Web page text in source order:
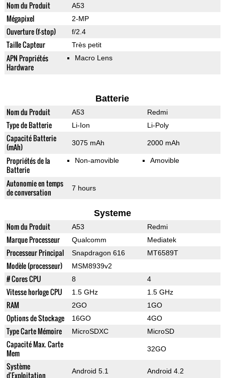
Nom du Produit A53
Mégapixel 2-MP
Ouverture (f-stop) f/2.4
Taille Capteur Très petit
APN Propriétés
Hardware
Macro Lens
Batterie
Nom du Produit A53 Redmi
Type de Batterie Li-Ion Li-Poly
Capacité Batterie
(mAh)
3075 mAh 2000 mAh
Propriétés de la
Batterie
Non-amovible Amovible
Autonomie en temps
de conversation
7 hours
Systeme
Nom du Produit A53 Redmi
Marque Processeur Qualcomm Mediatek
Processeur Principal Snapdragon 616 MT6589T
Modèle (processeur) MSM8939v2
# Cores CPU 8 4
Vitesse horloge CPU 1.5 GHz 1.5 GHz
RAM 2GO 1GO
Options de Stockage 16GO 4GO
Type Carte Mémoire MicroSDXC MicroSD
Capacité Max. Carte
Mem
32GO
Système
d'Exploitation
Android 5.1 Android 4.2